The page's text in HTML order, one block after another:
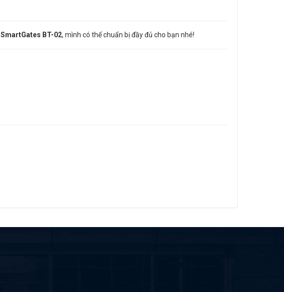
SmartGates BT-02, mình có thể chuẩn bị đầy đủ cho bạn nhé!